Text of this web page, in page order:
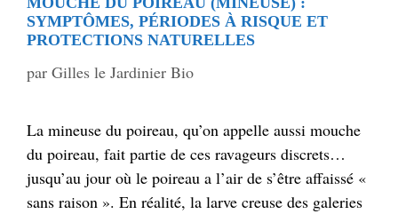
SYMPTÔMES, PÉRIODES À RISQUE ET
PROTECTIONS NATURELLES
par Gilles le Jardinier Bio
La mineuse du poireau, qu’on appelle aussi mouche
du poireau, fait partie de ces ravageurs discrets…
jusqu’au jour où le poireau a l’air de s’être affaissé «
sans raison ». En réalité, la larve creuse des galeries